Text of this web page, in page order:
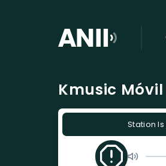
Kmusic Móvil
Station